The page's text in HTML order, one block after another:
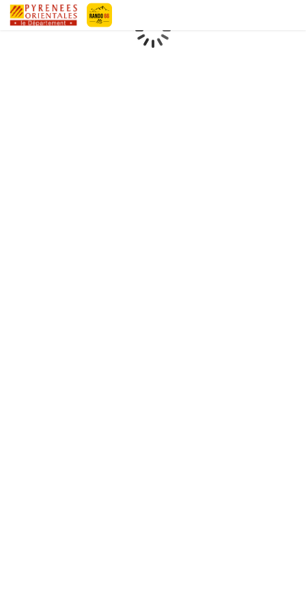
Geotrek-randoLoading